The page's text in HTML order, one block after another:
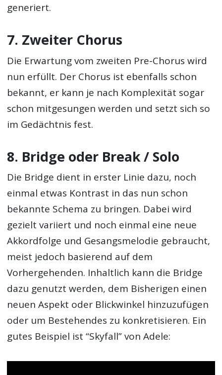
generiert.
7. Zweiter Chorus
Die Erwartung vom zweiten Pre-Chorus wird
nun erfüllt. Der Chorus ist ebenfalls schon
bekannt, er kann je nach Komplexität sogar
schon mitgesungen werden und setzt sich so
im Gedächtnis fest.
8. Bridge oder Break / Solo
Die Bridge dient in erster Linie dazu, noch
einmal etwas Kontrast in das nun schon
bekannte Schema zu bringen. Dabei wird
gezielt variiert und noch einmal eine neue
Akkordfolge und Gesangsmelodie gebraucht,
meist jedoch basierend auf dem
Vorhergehenden. Inhaltlich kann die Bridge
dazu genutzt werden, dem Bisherigen einen
neuen Aspekt oder Blickwinkel hinzuzufügen
oder um Bestehendes zu konkretisieren. Ein
gutes Beispiel ist “Skyfall” von Adele:
Die aktuell besten Thomann Angebote